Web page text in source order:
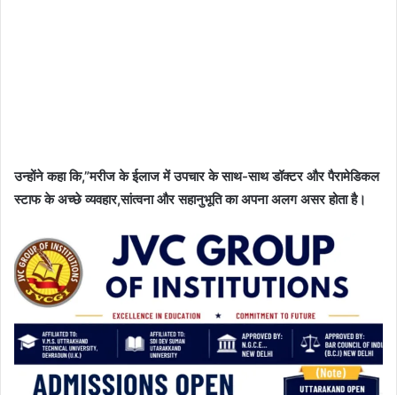
उन्होंने कहा कि,”मरीज के ईलाज में उपचार के साथ-साथ डॉक्टर और पैरामेडिकल
स्टाफ के अच्छे व्यवहार,सांत्वना और सहानुभूति का अपना अलग असर होता है।